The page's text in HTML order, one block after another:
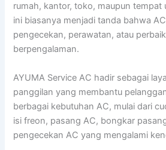
rumah, kantor, toko, maupun tempat
ini biasanya menjadi tanda bahwa
pengecekan, perawatan, atau
berpengalaman.
AYUMA Service AC hadir sebagai
panggilan yang membantu
berbagai kebutuhan AC, mulai dari
isi freon, pasang AC, bongkar
pengecekan AC yang mengalami